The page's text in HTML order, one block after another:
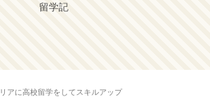
留学記
アに高校留学をしてスキルアップ